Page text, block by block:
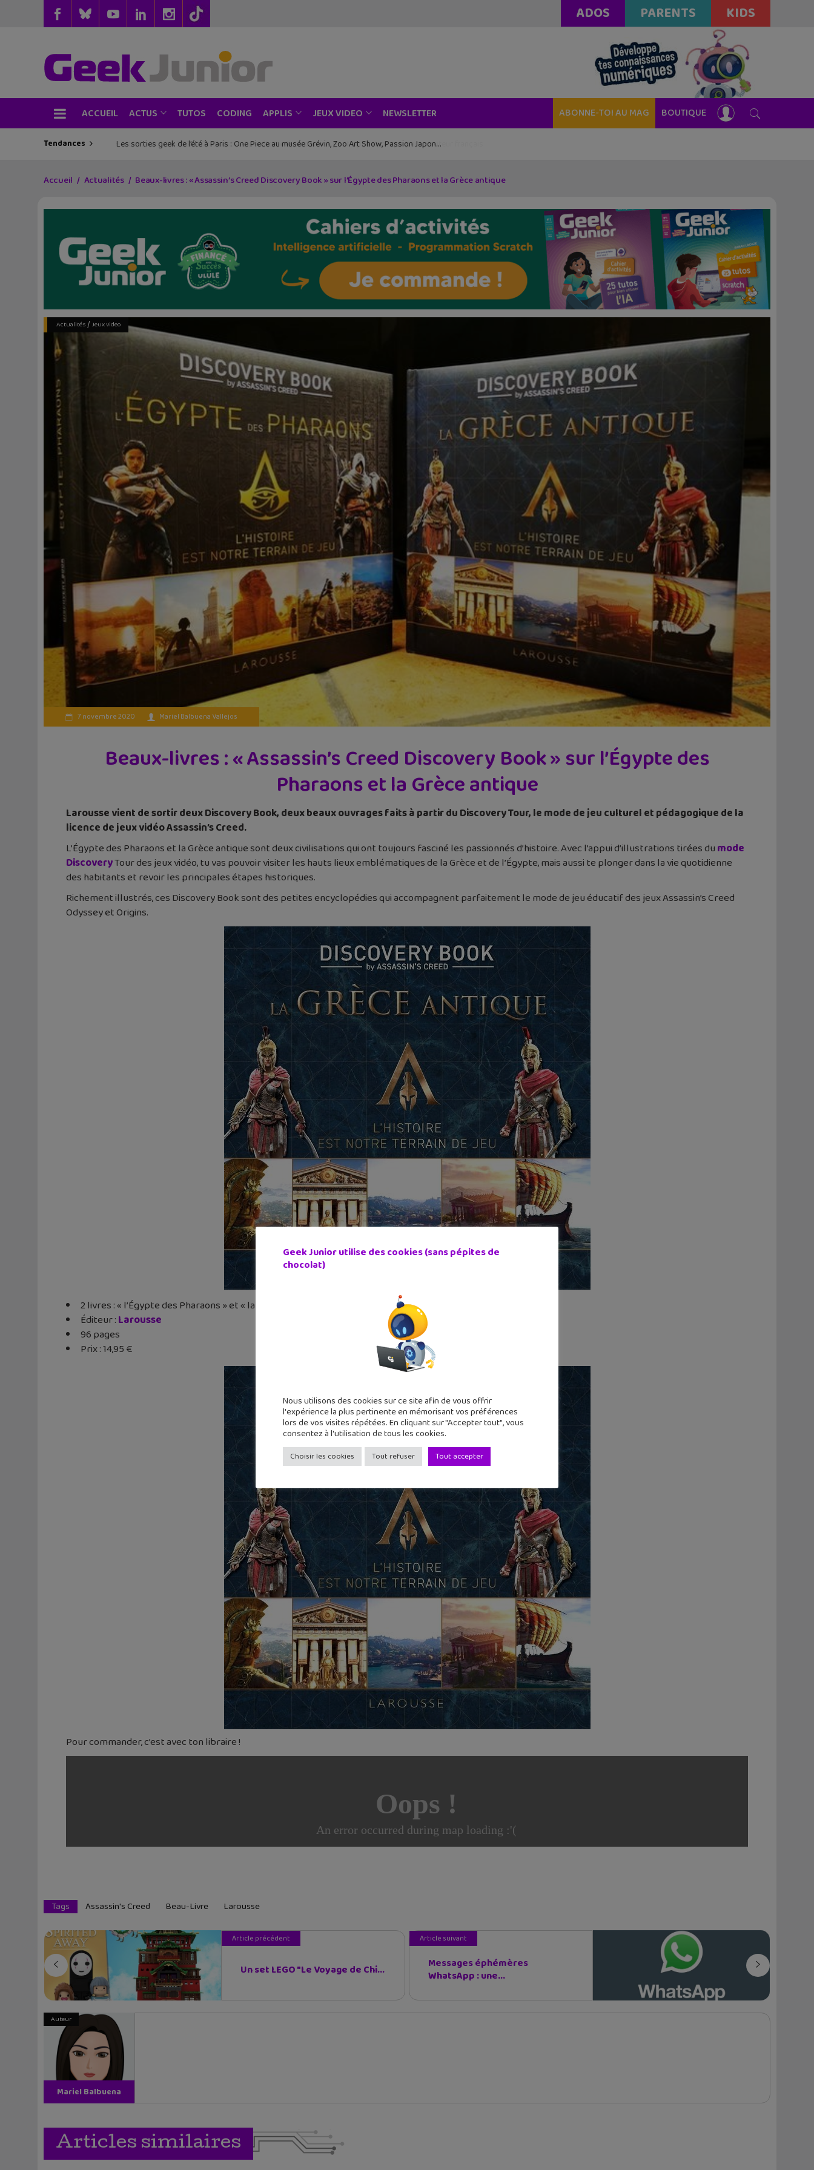
ADOS PARENTS KIDS
ACCUEIL ACTUS TUTOS CODING APPLIS JEUX VIDEO NEWSLETTER ABONNE-TOI AU MAG BOUTIQUE
Tendances Les sorties geek de l’été à Paris : One Piece au musée Grévin, Zoo Art Show, Passion Japon…
Accueil Actualités Beaux-livres : « Assassin’s Creed Discovery Book » sur l’Égypte des Pharaons et la Grèce antique
Actualités/ Jeux video
7 novembre 2020 Mariel Balbuena Vallejos
Beaux-livres : « Assassin’s Creed Discovery Book » sur l’Égypte des
Pharaons et la Grèce antique
Larousse vient de sortir deux Discovery Book, deux beaux ouvrages faits à partir du Discovery Tour, le mode de jeu culturel et pédagogique de la
licence de jeux vidéo Assassin’s Creed.
L’Égypte des Pharaons et la Grèce antique sont deux civilisations qui ont toujours fasciné les passionnés d’histoire. Avec l’appui d’illustrations tirées dumode
DiscoveryTour des jeux vidéo, tu vas pouvoir visiter les hauts lieux emblématiques de la Grèce et de l’Égypte, mais aussi te plonger dans la vie quotidienne
des habitants et revoir les principales étapes historiques.
Richement illustrés, ces Discovery Book sont des petites encyclopédies qui accompagnent parfaitement le mode de jeu éducatif des jeux Assassin’s Creed
Odyssey et Origins.
2 livres : « l’Égypte des Pharaons » et « la Grèce antique »
Éditeur :Larousse
96 pages
Prix : 14,95 €
Pour commander, c’est avec ton libraire !
Tags Assassin's Creed Beau-Livre Larousse
Article précédent
Un set LEGO "Le Voyage de Chi...
Article suivant
Messages éphémères
WhatsApp : une...
Auteur
Mariel Balbuena
Articles similaires
Geek Junior utilise des cookies (sans pépites de
chocolat)
Nous utilisons des cookies sur ce site afin de vous offrir
l'expérience la plus pertinente en mémorisant vos préférences
lors de vos visites répétées. En cliquant sur "Accepter tout", vous
consentez à l'utilisation de tous les cookies.
Choisir les cookies Tout refuser Tout accepter